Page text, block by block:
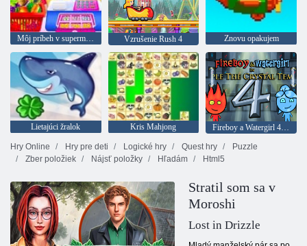
Môj príbeh v supermarkete Vzrušenie Rush 4 Znovu opakujem
Lietajúci žralok Kris Mahjong
Fireboy a Watergirl 4: Crystal Temple
Hry Online
Hry pre deti Logické hry Quest hry
Puzzle
Zber položiek
Nájsť položky Hľadám Html5
Stratil som sa v
Moroshi
Lost in Drizzle